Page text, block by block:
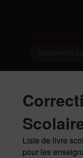
Liste de livre
pour les